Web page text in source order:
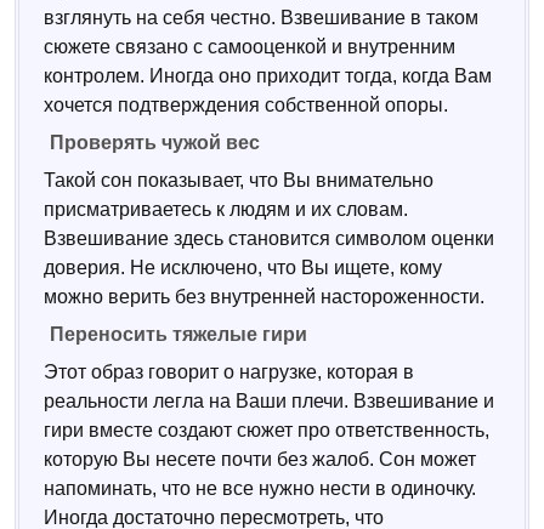
взглянуть на себя честно. Взвешивание в таком
сюжете связано с самооценкой и внутренним
контролем. Иногда оно приходит тогда, когда Вам
хочется подтверждения собственной опоры.
Проверять чужой вес
Такой сон показывает, что Вы внимательно
присматриваетесь к людям и их словам.
Взвешивание здесь становится символом оценки
доверия. Не исключено, что Вы ищете, кому
можно верить без внутренней настороженности.
Переносить тяжелые гири
Этот образ говорит о нагрузке, которая в
реальности легла на Ваши плечи. Взвешивание и
гири вместе создают сюжет про ответственность,
которую Вы несете почти без жалоб. Сон может
напоминать, что не все нужно нести в одиночку.
Иногда достаточно пересмотреть, что